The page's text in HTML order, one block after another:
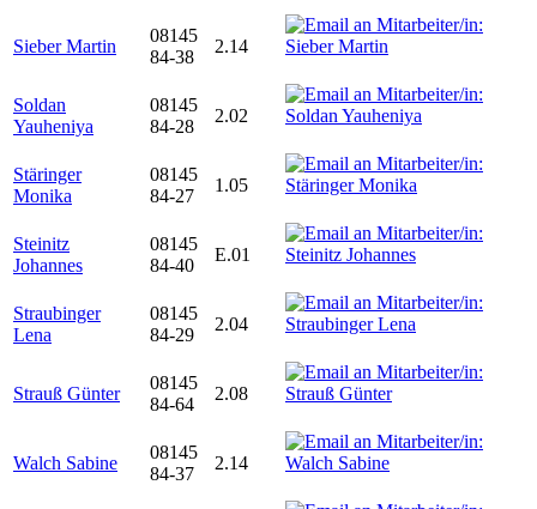
Sieber Martin
08145
84-38
2.14
Soldan
Yauheniya
08145
84-28
2.02
Stäringer
Monika
08145
84-27
1.05
Steinitz
Johannes
08145
84-40
E.01
Straubinger
Lena
08145
84-29
2.04
Strauß Günter
08145
84-64
2.08
Walch Sabine
08145
84-37
2.14